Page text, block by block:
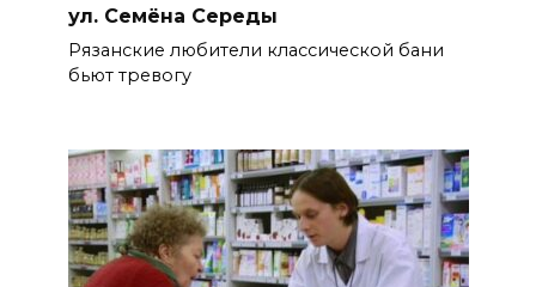
ул. Семёна Середы
Рязанские любители классической бани
бьют тревогу